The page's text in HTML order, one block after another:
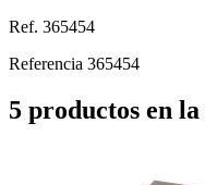
Ref. 365454
Referencia 365454
5 productos en